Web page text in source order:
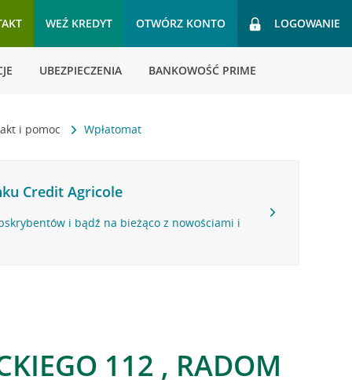
WEŹ KREDYT OTWÓRZ KONTO LOGOWANIE
UBEZPIECZENIA BANKOWOŚĆ PRIME
i pomoc Wpłatomat
Credit Agricole
i bądź na bieżąco z nowościami i
112 , RADOM